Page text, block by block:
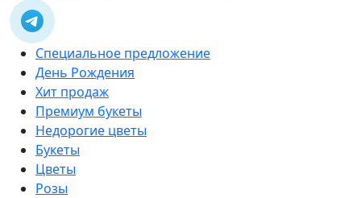
Специальное предложение
День Рождения
Хит продаж
Премиум букеты
Недорогие цветы
Букеты
Цветы
Розы